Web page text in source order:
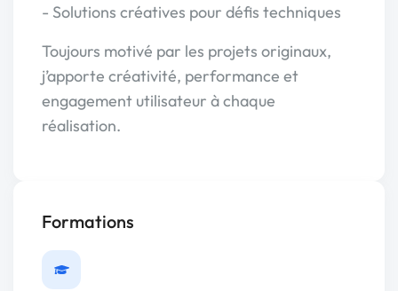
- Solutions créatives pour défis techniques
Toujours motivé par les projets originaux,
j’apporte créativité, performance et
engagement utilisateur à chaque
réalisation.
Formations